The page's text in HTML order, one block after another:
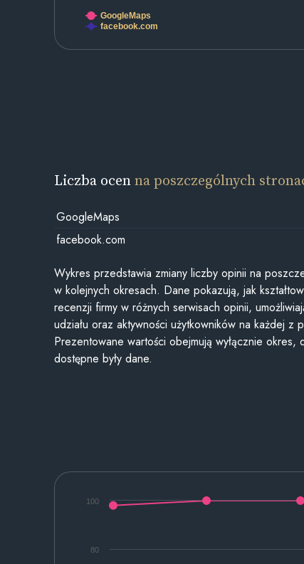
GoogleMaps
facebook.com
Liczba ocenna poszczególnych
GoogleMaps
facebook.com
Wykres przedstawia zmiany liczby opinii na
w kolejnych okresach. Dane pokazują, jak
recenzji firmy w różnych serwisach opinii,
udziału oraz aktywności użytkowników na każdej z
Prezentowane wartości obejmują wyłącznie okres,
dostępne były dane.
80
100